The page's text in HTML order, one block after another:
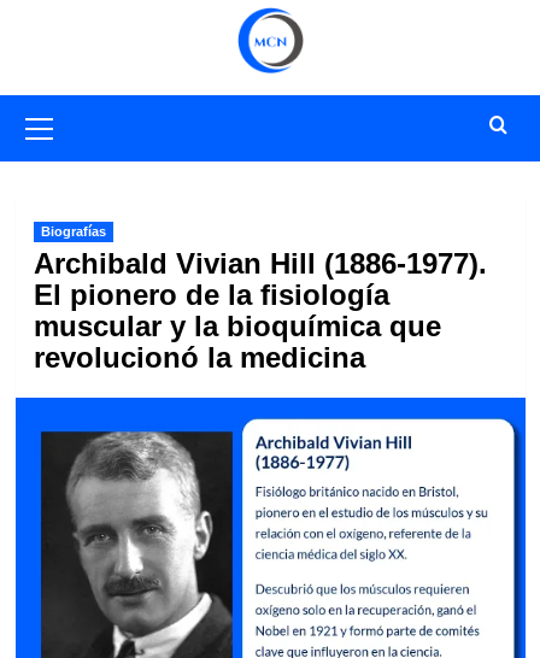
primario
Biografías
Archibald Vivian Hill (1886-1977).
El pionero de la fisiología
muscular y la bioquímica que
revolucionó la medicina